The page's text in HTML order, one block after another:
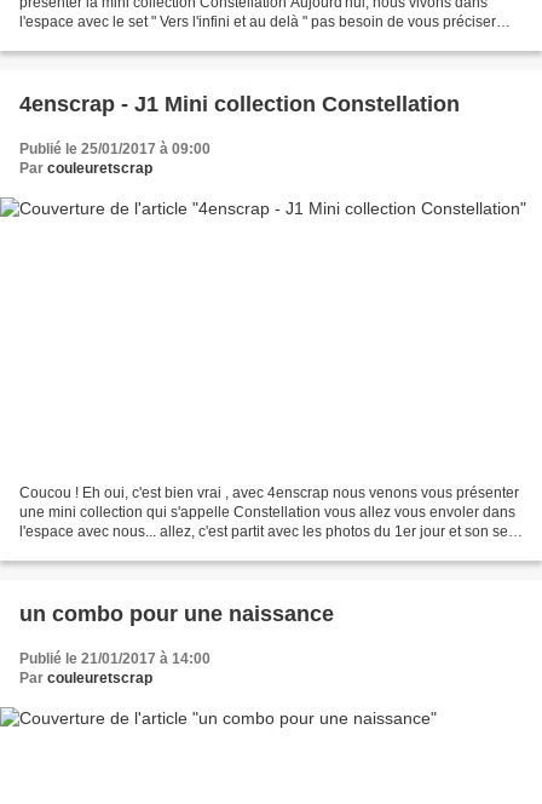
l'espace avec le set " Vers l'infini et au delà " pas besoin de vous préciser
4enscrap - J1 Mini collection Constellation
Publié le 25/01/2017 à 09:00
Par couleuretscrap
Coucou ! Eh oui, c'est bien vrai , avec 4enscrap nous venons vous présenter
une mini collection qui s'appelle Constellation vous allez vous envoler dans
l'espace avec nous... allez, c'est partit avec les photos du 1er jour et son set "
un combo pour une naissance
Publié le 21/01/2017 à 14:00
Par couleuretscrap